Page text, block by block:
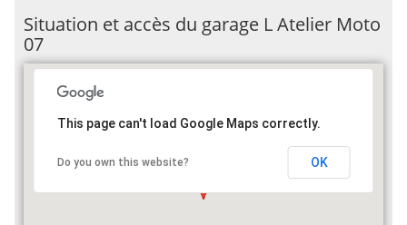
Situation et accès du garage L Atelier Moto
07
This page can't load Google Maps correctly.
Do you own this website? OK